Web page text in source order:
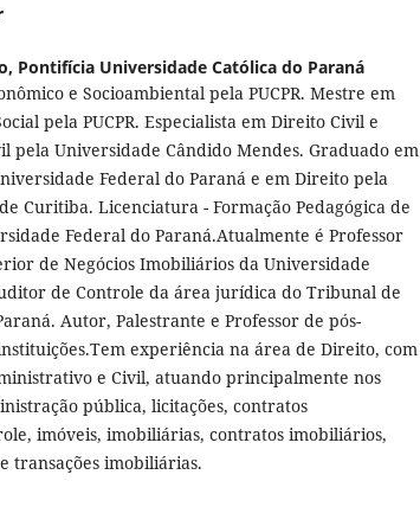
Pontifícia Universidade Católica do Paraná
e Socioambiental pela PUCPR. Mestre em
pela PUCPR. Especialista em Direito Civil e
pela Universidade Cândido Mendes. Graduado em
Federal do Paraná e em Direito pela
Curitiba. Licenciatura - Formação Pedagógica de
Federal do Paraná.Atualmente é Professor
de Negócios Imobiliários da Universidade
de Controle da área jurídica do Tribunal de
Autor, Palestrante e Professor de pós-
experiência na área de Direito, com
e Civil, atuando principalmente nos
pública, licitações, contratos
imóveis, imobiliárias, contratos imobiliários,
transações imobiliárias.